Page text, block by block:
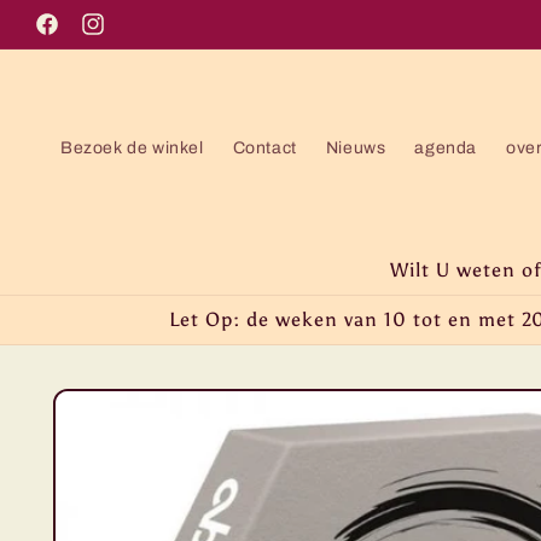
naar de
content
FacebookInstagram
Bezoek de winkel Contact Nieuws agenda
Wilt U weten
Let Op: de weken van 10 tot en met
Ga direct naar